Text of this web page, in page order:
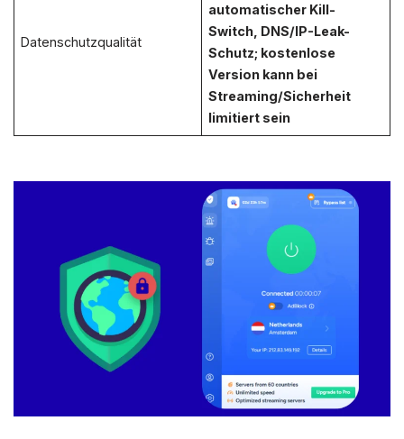
Datenschutzqualität
automatischer Kill-
Switch, DNS/IP-Leak-
Schutz; kostenlose
Version kann bei
Streaming/Sicherheit
limitiert sein